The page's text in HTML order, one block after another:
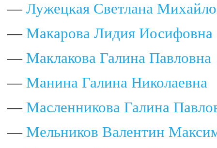
— Лужецкая Светлана
— Макарова Лидия Иосифовна
— Маклакова Галина Павловна
— Манина Галина Николаевна
— Масленникова Галина
— Мельников Валентин